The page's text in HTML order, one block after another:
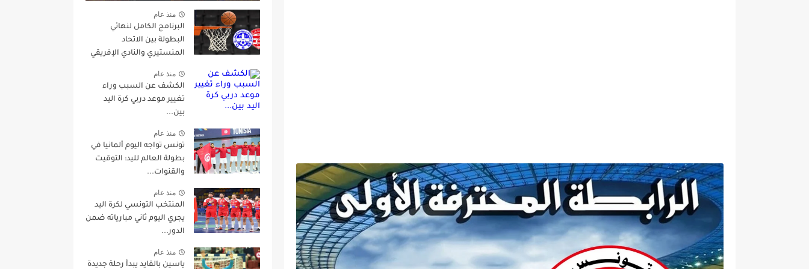
منذ عام
البرنامج الكامل لنهائي
البطولة بين الاتحاد
المنستيري والنادي الإفريقي
منذ عام
الكشف عن السبب وراء
تغيير موعد دربي كرة اليد
بين...
منذ عام
تونس تواجه اليوم ألمانيا في
بطولة العالم لليد: التوقيت
والقنوات...
منذ عام
المنتخب التونسي لكرة اليد
يجري اليوم ثاني مبارياته ضمن
الدور...
منذ عام
ياسين بالقايد يبدأ رحلة جديدة